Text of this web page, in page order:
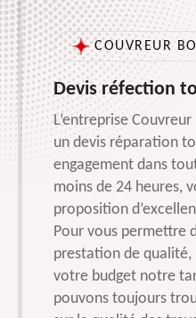
COUVREUR
Devis réfection
L’entreprise
un devis réparation
engagement dans
moins de 24 heures,
proposition
Pour vous permettre
prestation de qualité,
votre budget notre
pouvons toujours